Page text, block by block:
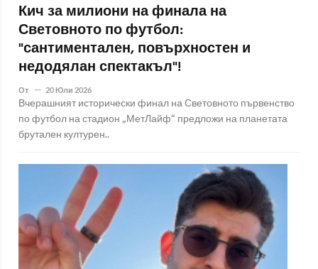
Кич за милиони на финала на
Световното по футбол:
"сантиментален, повърхностен и
недодялан спектакъл"!
От 20 Юли 2026
Вчерашният исторически финал на Световното първенство
по футбол на стадион „МетЛайф“ предложи на планетата
брутален културен..